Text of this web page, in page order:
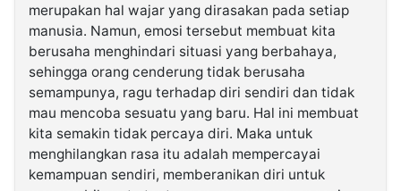
merupakan hal wajar yang dirasakan pada setiap
manusia. Namun, emosi tersebut membuat kita
berusaha menghindari situasi yang berbahaya,
sehingga orang cenderung tidak berusaha
semampunya, ragu terhadap diri sendiri dan tidak
mau mencoba sesuatu yang baru. Hal ini membuat
kita semakin tidak percaya diri. Maka untuk
menghilangkan rasa itu adalah mempercayai
kemampuan sendiri, memberanikan diri untuk